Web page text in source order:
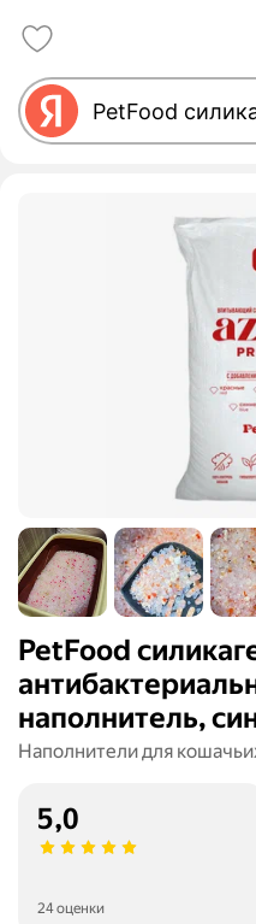
PetFood
наполнитель,
Наполнители для
5,0
24 оценки